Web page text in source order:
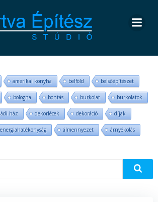
to
content
amerikai konyha belföld belsőépítészet
bologna bontás burkolat burkolatok
ház dekorlécek dekoráció díjak
energiahatékonyság álmennyezet árnyékolás